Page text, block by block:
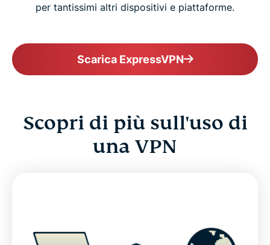
per tantissimi altri dispositivi e piattaforme.
Scarica ExpressVPN
Scopri di più sull'uso di
una VPN